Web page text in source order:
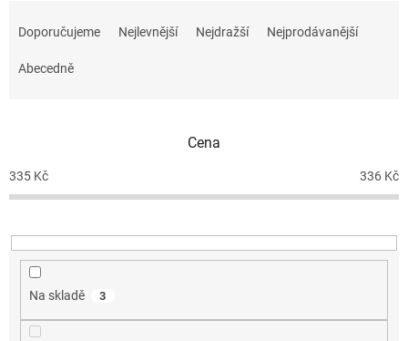
o
d
k
t
Doporučujeme Nejlevnější Nejdražší Nejprodávanější
Abecedně
Cena
335 Kč 336 Kč
Na skladě 3